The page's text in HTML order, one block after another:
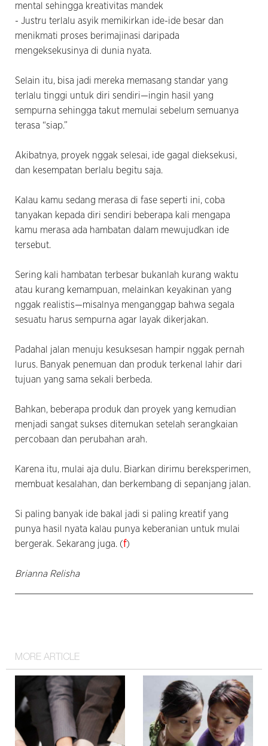
mental sehingga kreativitas mandek
- Justru terlalu asyik memikirkan ide-ide besar dan
menikmati proses berimajinasi daripada
mengeksekusinya di dunia nyata.
Selain itu, bisa jadi mereka memasang standar yang
terlalu tinggi untuk diri sendiri—ingin hasil yang
sempurna sehingga takut memulai sebelum semuanya
terasa “siap.”
Akibatnya, proyek nggak selesai, ide gagal dieksekusi,
dan kesempatan berlalu begitu saja.
Kalau kamu sedang merasa di fase seperti ini, coba
tanyakan kepada diri sendiri beberapa kali mengapa
kamu merasa ada hambatan dalam mewujudkan ide
tersebut.
Sering kali hambatan terbesar bukanlah kurang waktu
atau kurang kemampuan, melainkan keyakinan yang
nggak realistis—misalnya menganggap bahwa segala
sesuatu harus sempurna agar layak dikerjakan.
Padahal jalan menuju kesuksesan hampir nggak pernah
lurus. Banyak penemuan dan produk terkenal lahir dari
tujuan yang sama sekali berbeda.
Bahkan, beberapa produk dan proyek yang kemudian
menjadi sangat sukses ditemukan setelah serangkaian
percobaan dan perubahan arah.
Karena itu, mulai aja dulu. Biarkan dirimu bereksperimen,
membuat kesalahan, dan berkembang di sepanjang jalan.
Si paling banyak ide bakal jadi si paling kreatif yang
punya hasil nyata kalau punya keberanian untuk mulai
bergerak. Sekarang juga. (f)
Brianna Relisha
MORE ARTICLE